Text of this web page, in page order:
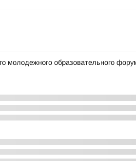
молодежного образовательного